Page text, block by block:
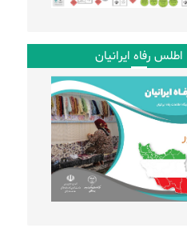
اطلس رفاه ایرانیان